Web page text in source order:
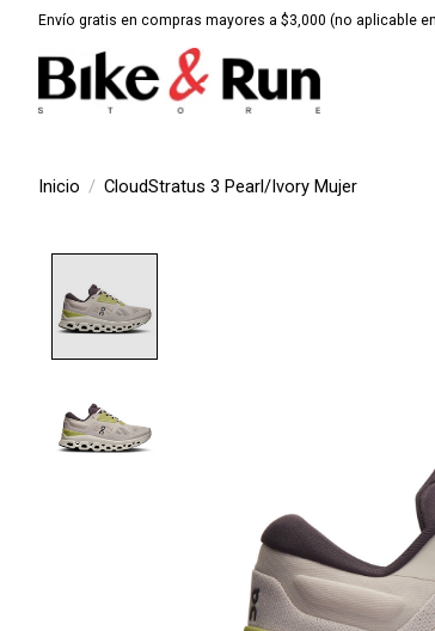
Envío gratis en compras mayores a $3,000 (no aplicable
Inicio / CloudStratus 3 Pearl/Ivory Mujer